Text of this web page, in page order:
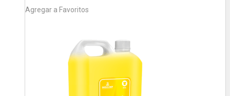
Agregar a Favoritos